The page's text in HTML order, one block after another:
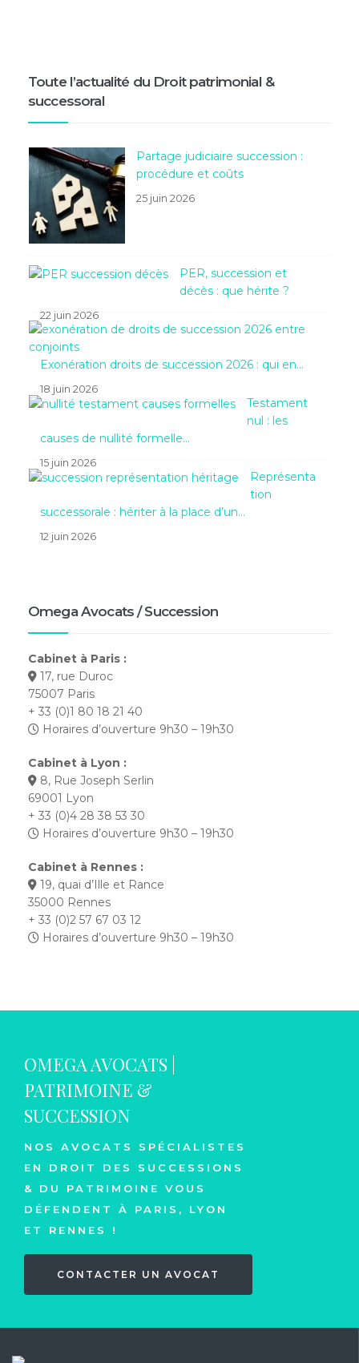
Toute l’actualité du Droit patrimonial &
successoral
Partage judiciaire succession :
procédure et coûts
25 juin 2026
PER, succession et
décès : que hérite ?
22 juin 2026
Exonération droits de succession 2026 : qui en…
18 juin 2026
Testament
nul : les
causes de nullité formelle…
15 juin 2026
Représenta
tion
successorale : hériter à la place d’un…
12 juin 2026
Omega Avocats / Succession
Cabinet à Paris :
17, rue Duroc
75007 Paris
+ 33 (0)1 80 18 21 40
Horaires d’ouverture 9h30 – 19h30
Cabinet à Lyon :
8, Rue Joseph Serlin
69001 Lyon
+ 33 (0)4 28 38 53 30
Horaires d’ouverture 9h30 – 19h30
Cabinet à Rennes :
19, quai d’Ille et Rance
35000 Rennes
+ 33 (0)2 57 67 03 12
Horaires d’ouverture 9h30 – 19h30
OMEGA AVOCATS |
PATRIMOINE &
SUCCESSION
NOS AVOCATS SPÉCIALISTES
EN DROIT DES SUCCESSIONS
& DU PATRIMOINE VOUS
DÉFENDENT À PARIS, LYON
ET RENNES !
CONTACTER UN AVOCAT